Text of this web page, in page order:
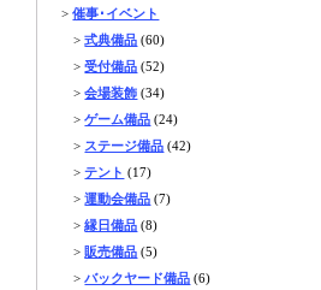
>催事･イベント
>式典備品 (60)
>受付備品 (52)
>会場装飾 (34)
>ゲーム備品 (24)
> ステージ備品 (42)
>テント (17)
>運動会備品 (7)
>縁日備品 (8)
> 販売備品 (5)
>バックヤード備品 (6)